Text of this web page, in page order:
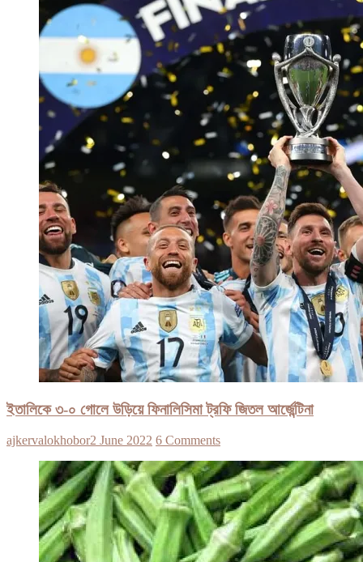
ইতালিকে ৩-০ গোলে উড়িয়ে ফিনালিসিমা ট্রফি জিতল আর্জেন্টিনা
ajkervalokhobor2 June 2022 6 Comments